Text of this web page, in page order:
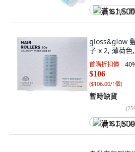
满 $1,500
gloss&glow
子 x 2, 薄荷色
首購折扣價 40
$106
($106.00/1個)
暫時缺貨
(
满 $1,500